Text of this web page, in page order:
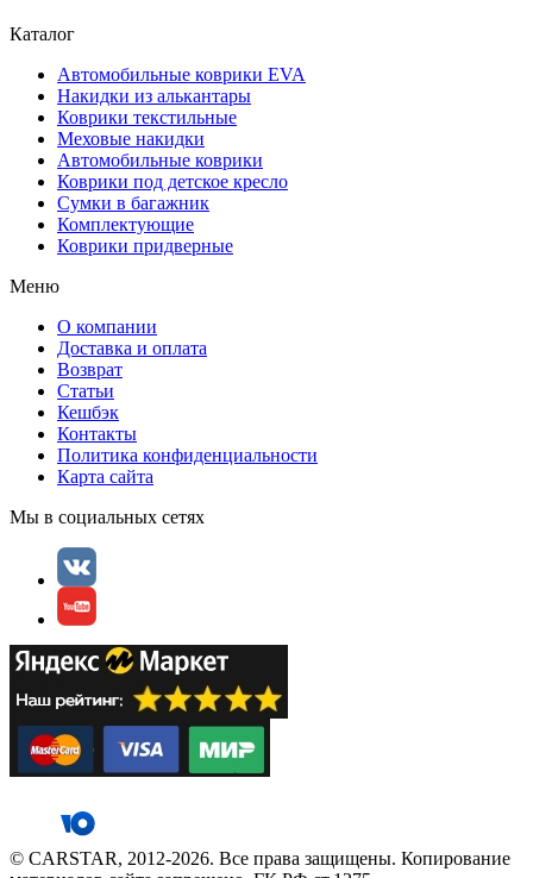
Каталог
Автомобильные коврики EVA
Накидки из алькантары
Коврики текстильные
Меховые накидки
Автомобильные коврики
Коврики под детское кресло
Сумки в багажник
Комплектующие
Коврики придверные
Меню
О компании
Доставка и оплата
Возврат
Статьи
Кешбэк
Контакты
Политика конфиденциальности
Карта сайта
Мы в социальных сетях
© CARSTAR, 2012-2026. Все права защищены. Копирование